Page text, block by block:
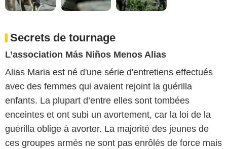
Secrets de tournage
L’association Más Niños Menos Alias
Alias Maria est né d'une série d'entretiens effectués
avec des femmes qui avaient rejoint la guérilla
enfants. La plupart d’entre elles sont tombées
enceintes et ont subi un avortement, car la loi de la
guérilla oblige à avorter. La majorité des jeunes de
ces groupes armés ne sont pas enrôlés de force mais